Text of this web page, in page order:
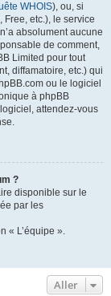
WHOIS), ou, si
etc.), le service
absolument aucune
de comment,
Limited pour tout
diffamatoire, etc.) qui
ou le logiciel
à phpBB
attendez-vous
?
disponible sur le
par les
« L’équipe ».
Aller